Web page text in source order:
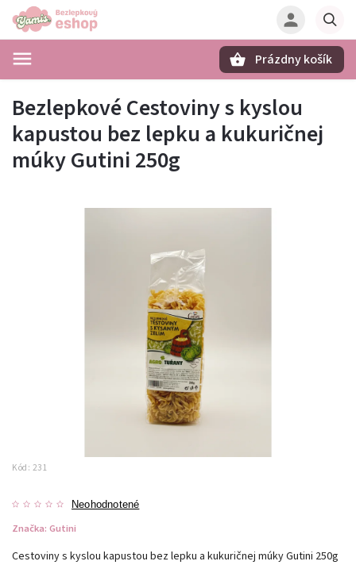
Prázdny košík
Bezlepkové Cestoviny s kyslou
kapustou bez lepku a kukuričnej
múky Gutini 250g
Kód: 231
Neohodnotené
Značka: Gutini
Cestoviny s kyslou kapustou bez lepku a kukuričnej múky Gutini 250g